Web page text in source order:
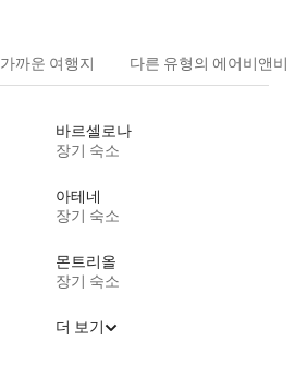
가까운 여행지 다른 유형의 에어비앤비
바르셀로나
장기 숙소
아테네
장기 숙소
몬트리올
장기 숙소
더 보기